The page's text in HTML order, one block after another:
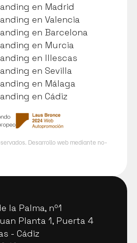
la Palma, nº1
la Palma, nº1
Planta 1, Puerta 4
Planta 1, Puerta 4
- Cádiz
en Madrid
en Madrid
en Valencia
en Valencia
en Barcelona
en Barcelona
en Murcia
en Murcia
en Illescas
en Illescas
en Sevilla
en Sevilla
en Málaga
en Málaga
en Cádiz
en Cádiz
Desarrollo web mediante no-